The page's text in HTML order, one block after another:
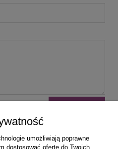
umożliwiają poprawne
dostosować ofertę do Twoich